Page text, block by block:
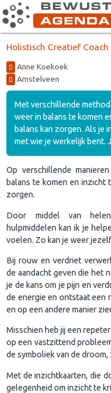
Holistisch Creatief Coach
Anne Koekoek
Amstelveen
Met verschillende
weer in balans te komen
balans kan zorgen. Als je
met wie je werkelijk bent.
Op verschillende
balans te komen en inzicht
zorgen.
Door middel van
hulpmiddelen kan ik je
voelen. Zo kan je weer
Bij rouw en verdriet
de aandacht geven die het
je de kans om je pijn en
de energie en ontstaat een
en op een andere manier
Misschien heb jij een
op een vastzittend
de symboliek van de
Met de inzichtkaarten, die
gelegenheid om inzicht te